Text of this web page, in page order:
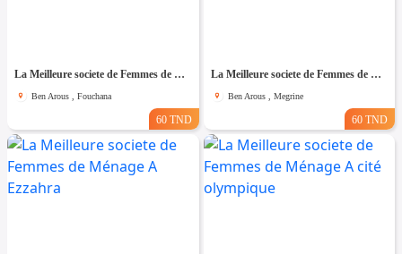
La Meilleure societe de Femmes de Ménage A Fouchana
Ben Arous , Fouchana
60 TND
La Meilleure societe de Femmes de Ménage A Megrine
Ben Arous , Megrine
60 TND